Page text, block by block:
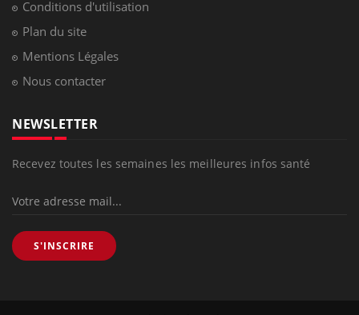
Conditions d'utilisation
Plan du site
Mentions Légales
Nous contacter
NEWSLETTER
Recevez toutes les semaines les meilleures infos santé
S'INSCRIRE